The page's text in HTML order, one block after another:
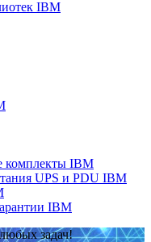
IBM
комплекты IBM
UPS и PDU IBM
IBM
задач!